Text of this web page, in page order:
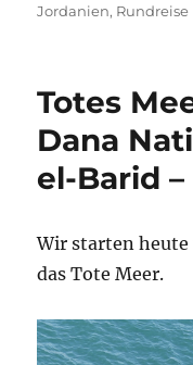
am
Jordanien, Rundreise
Totes
Dana
el-Barid
Wir starten heute
das Tote Meer.